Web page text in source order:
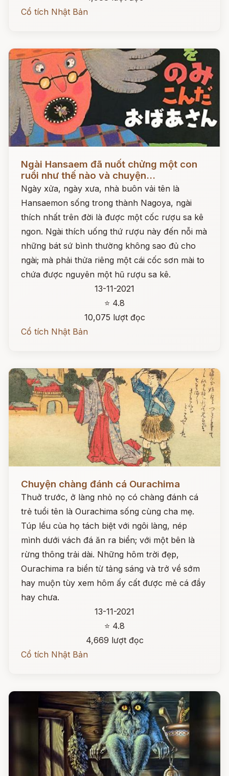
Cổ tích Nhật Bản
Ngài Hansaem đã nuốt chửng một con
ruồi như thế nào và chuyện...
Ngày xửa, ngày xưa, nhà buôn vải tên là
Hansaemon sống trong thành Nagoya, ngài
thích nhất trên đời là được một cốc rượu sa kê
ngon. Ngài thích uống thứ rượu này đến nỗi mà
những bát sứ bình thường không sao đủ cho
ngài; mà phải thửa riêng một cái cốc sơn mài to
chứa được nguyên một hũ rượu sa kê.
13-11-2021
⭐ 4.8
10,075 lượt đọc
Cổ tích Nhật Bản
Chuyện chàng đánh cá Ourachima
Thuở trước, ở làng nhỏ nọ có chàng đánh cá
trẻ tuổi tên là Ourachima sống cùng cha mẹ.
Túp lều của họ tách biệt với ngôi làng, nép
mình dưới vách đá ăn ra biển; với một bên là
rừng thông trải dài. Những hôm trời đẹp,
Ourachima ra biển từ tảng sáng và trở về sớm
hay muộn tùy xem hôm ấy cất được mẻ cá đầy
hay chưa.
13-11-2021
⭐ 4.8
4,669 lượt đọc
Cổ tích Nhật Bản